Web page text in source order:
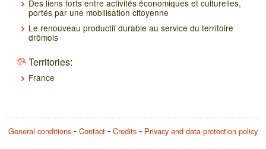
Des liens forts entre activités économiques et culturelles,
portés par une mobilisation citoyenne
Le renouveau productif durable au service du territoire
drômois
Territories:
France
General conditions Contact Credits Privacy and data protection policy